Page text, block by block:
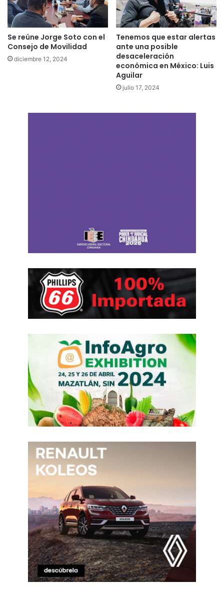
Se reúne Jorge Soto con el
Consejo de Movilidad
diciembre 12, 2024
Tenemos que estar alertas
ante una posible
desaceleración
económica en México: Luis
Aguilar
julio 17, 2024